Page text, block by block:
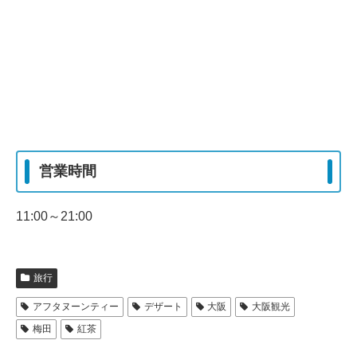
営業時間
11:00～21:00
旅行
アフタヌーンティー デザート 大阪
大阪観光
梅田
紅茶